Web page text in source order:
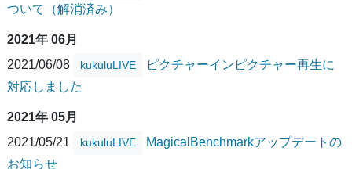
ついて（解消済み）
2021年 06月
2021/06/08
kukuluLIVE
ピクチャーインピクチャー再生に
対応しました
2021年 05月
2021/05/21
kukuluLIVE
MagicalBenchmarkアップデートの
お知らせ